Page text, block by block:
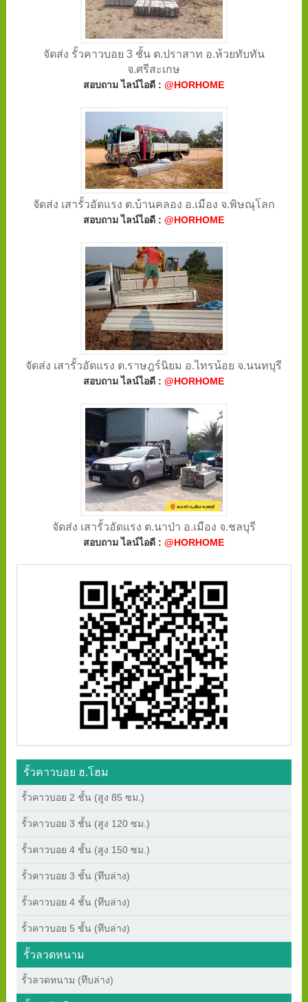
จัดส่ง รั้วคาวบอย 3 ชั้น ต.ปราสาท อ.ห้วยทับทัน
จ.ศรีสะเกษ
สอบถาม ไลน์ไอดี :@HORHOME
จัดส่ง เสารั้วอัดแรง ต.บ้านคลอง อ.เมือง จ.พิษณุโลก
สอบถาม ไลน์ไอดี :@HORHOME
จัดส่ง เสารั้วอัดแรง ต.ราษฎร์นิยม อ.ไทรน้อย จ.นนทบุรี
สอบถาม ไลน์ไอดี :@HORHOME
จัดส่ง เสารั้วอัดแรง ต.นาป่า อ.เมือง จ.ชลบุรี
สอบถาม ไลน์ไอดี :@HORHOME
รั้วคาวบอย ฮ.โฮม
รั้วคาวบอย 2 ชั้น (สูง 85 ซม.)
รั้วคาวบอย 3 ชั้น (สูง 120 ซม.)
รั้วคาวบอย 4 ชั้น (สูง 150 ซม.)
รั้วคาวบอย 3 ชั้น (ทึบล่าง)
รั้วคาวบอย 4 ชั้น (ทึบล่าง)
รั้วคาวบอย 5 ชั้น (ทึบล่าง)
รั้วลวดหนาม
รั้วลวดหนาม (ทึบล่าง)